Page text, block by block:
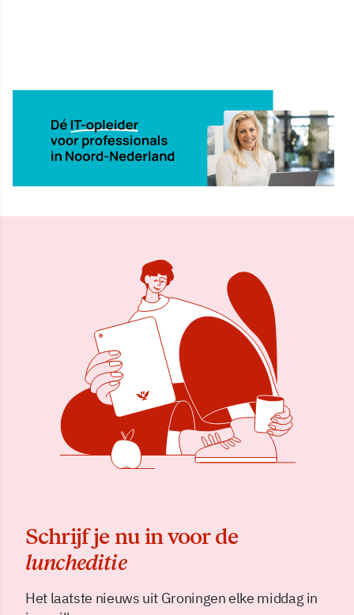
18 feb 2019, 09:49
Schrijf je nu in voor de
luncheditie
Het laatste nieuws uit Groningen elke middag in